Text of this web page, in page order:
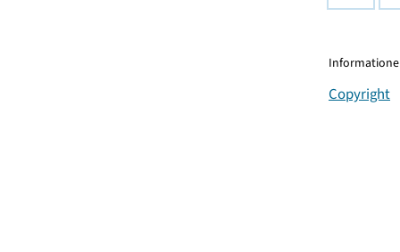
Copyright